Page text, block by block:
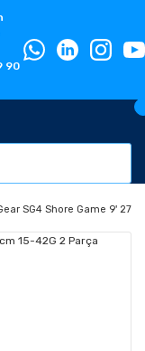
90
SG4 Shore Game 9' 274